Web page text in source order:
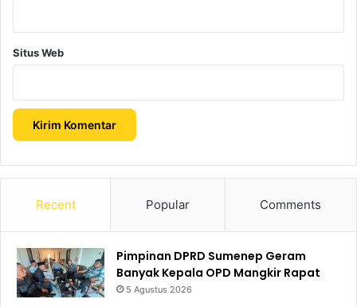
Situs Web
Recent Popular Comments
Pimpinan DPRD Sumenep Geram
Banyak Kepala OPD Mangkir Rapat
5 Agustus 2026